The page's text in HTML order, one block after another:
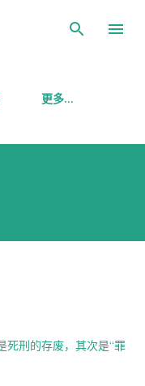
更多…
死刑的存废，其次是“罪